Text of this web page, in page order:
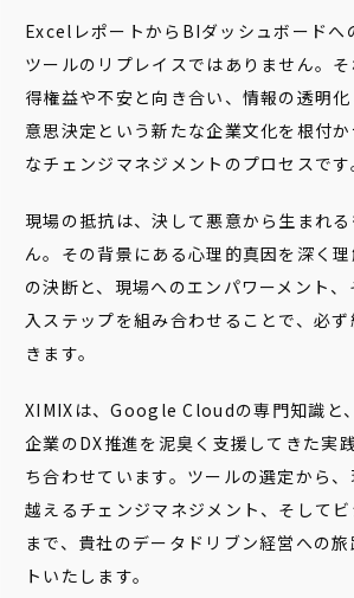
ExcelレポートからBIダッシュボードへ
ツールのリプレイスではありません。
得権益や不安と向き合い、情報の透明
意思決定という新たな企業文化を根付
なチェンジマネジメントのプロセスです
現場の抵抗は、決して悪意から生まれ
ん。その背景にある心理的真因を深く
の決断と、現場へのエンパワーメント
入ステップを組み合わせることで、必
きます。
XIMIXは、Google Cloudの専門知識と
企業のDX推進を泥臭く支援してきた実
ち合わせています。ツールの選定から
越えるチェンジマネジメント、そして
まで、貴社のデータドリブン経営への
トいたします。